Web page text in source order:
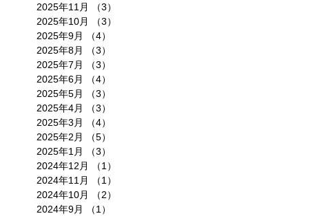
2025年11月
（3）
2025年10月
（3）
2025年9月
（4）
2025年8月
（3）
2025年7月
（3）
2025年6月
（4）
2025年5月
（3）
2025年4月
（3）
2025年3月
（4）
2025年2月
（5）
2025年1月
（3）
2024年12月
（1）
2024年11月
（1）
2024年10月
（2）
2024年9月
（1）